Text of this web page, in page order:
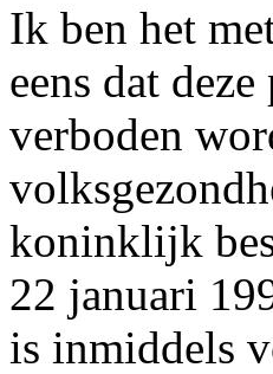
Ik ben het
eens dat
verboden
koninklijk
22 januari
is inmiddels